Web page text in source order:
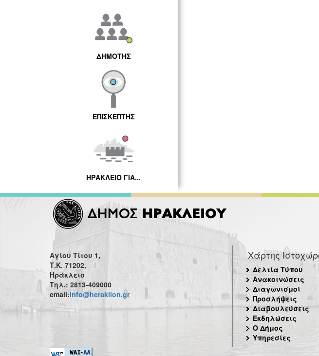
ΔΗΜΟΤΗΣ
ΕΠΙΣΚΕΠΤΗΣ
ΗΡΑΚΛΕΙΟ ΓΙΑ...
Αγίου Τίτου 1,
Τ.Κ. 71202,
Ηράκλειο
Τηλ.: 2813-409000
email:info@heraklion.gr
Χάρτης
Δελτία Τύπου
Ανακοινώσεις
Διαγωνισμοί
Προσλήψεις
Διαβουλεύσεις
Εκδηλώσεις
Ο Δήμος
Υπηρεσίες